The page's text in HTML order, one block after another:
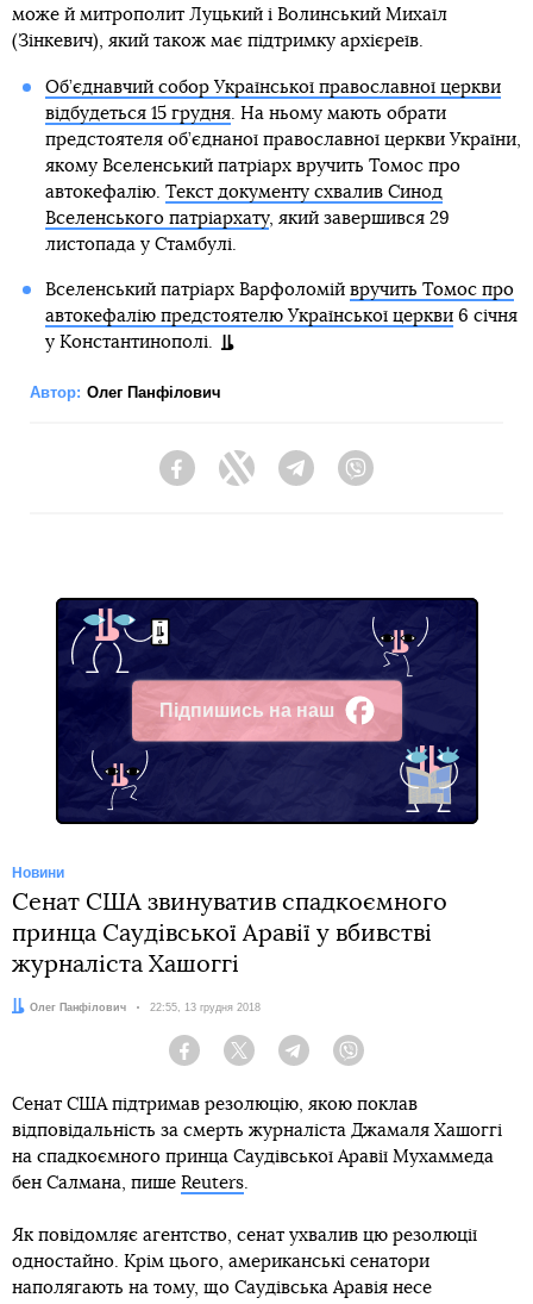
може й митрополит Луцький і Волинський Михаїл
(Зінкевич), який також має підтримку архієреїв.
Об’єднавчий собор Української православної церкви
відбудеться 15 грудня. На ньому мають обрати
предстоятеля об’єднаної православної церкви України,
якому Вселенський патріарх вручить Томос про
автокефалію. Текст документу схвалив Синод
Вселенського патріархату, який завершився 29
листопада у Стамбулі.
Вселенський патріарх Варфоломій вручить Томос про
автокефалію предстоятелю Української церкви6 січня
у Константинополі.
Автор: Олег Панфілович
FacebookTwitter Telegram
Підпишись на наш
Facebook
Новини
Сенат США звинуватив спадкоємного
принца Саудівської Аравії у вбивстві
журналіста Хашоггі
Автор:
Олег Панфілович Дата:
22:55, 13 грудня 2018
Facebook Twitter Telegram
Сенат США підтримав резолюцію, якою поклав
відповідальність за смерть журналіста Джамаля Хашоггі
на спадкоємного принца Саудівської Аравії Мухаммеда
бен Салмана, пише Reuters.
Як повідомляє агентство, сенат ухвалив цю резолюції
одностайно. Крім цього, американські сенатори
наполягають на тому, що Саудівська Аравія несе